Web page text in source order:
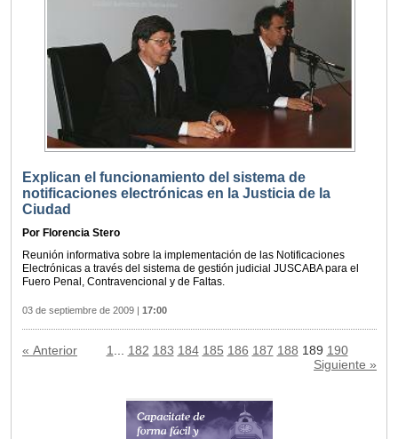
Explican el funcionamiento del sistema de
notificaciones electrónicas en la Justicia de la
Ciudad
Por Florencia Stero
Reunión informativa sobre la implementación de las Notificaciones
Electrónicas a través del sistema de gestión judicial JUSCABA para el
Fuero Penal, Contravencional y de Faltas.
03 de septiembre de 2009 | 17:00
« Anterior 1 182 183 184 185 186 187 188 189 190
Siguiente »